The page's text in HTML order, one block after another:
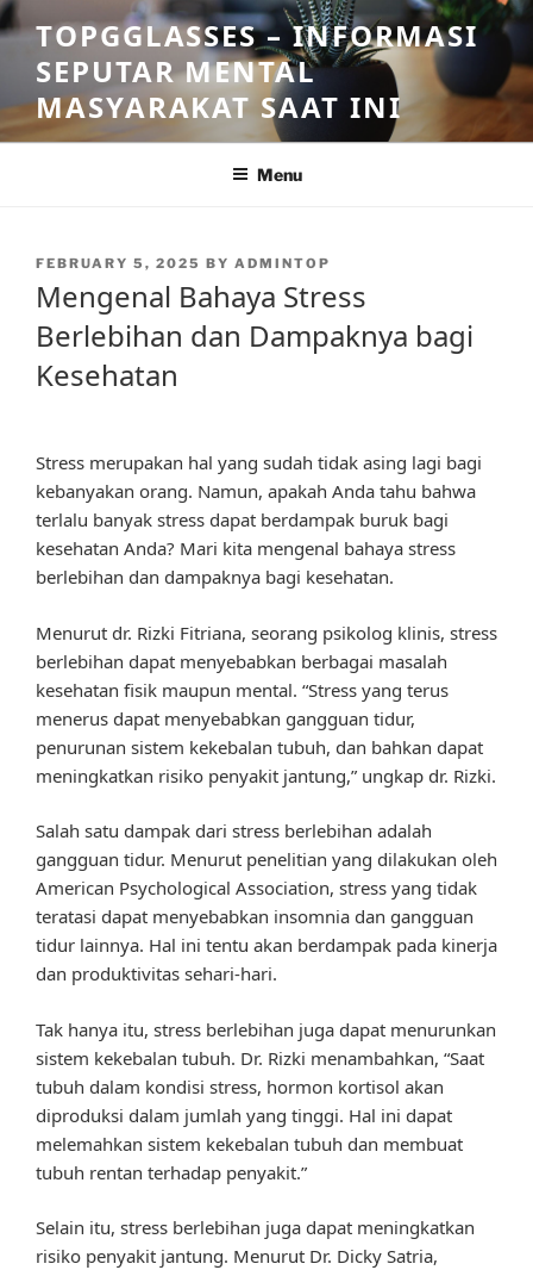
Skip
to
content
TOPGGLASSES – INFORMASI
SEPUTAR MENTAL
MASYARAKAT SAAT INI
Menu
POSTED
FEBRUARY 5, 2025 BY ADMINTOP
Mengenal Bahaya Stress
Berlebihan dan Dampaknya bagi
Kesehatan
Stress merupakan hal yang sudah tidak asing lagi bagi
kebanyakan orang. Namun, apakah Anda tahu bahwa
terlalu banyak stress dapat berdampak buruk bagi
kesehatan Anda? Mari kita mengenal bahaya stress
berlebihan dan dampaknya bagi kesehatan.
Menurut dr. Rizki Fitriana, seorang psikolog klinis, stress
berlebihan dapat menyebabkan berbagai masalah
kesehatan fisik maupun mental. “Stress yang terus
menerus dapat menyebabkan gangguan tidur,
penurunan sistem kekebalan tubuh, dan bahkan dapat
meningkatkan risiko penyakit jantung,” ungkap dr. Rizki.
Salah satu dampak dari stress berlebihan adalah
gangguan tidur. Menurut penelitian yang dilakukan oleh
American Psychological Association, stress yang tidak
teratasi dapat menyebabkan insomnia dan gangguan
tidur lainnya. Hal ini tentu akan berdampak pada kinerja
dan produktivitas sehari-hari.
Tak hanya itu, stress berlebihan juga dapat menurunkan
sistem kekebalan tubuh. Dr. Rizki menambahkan, “Saat
tubuh dalam kondisi stress, hormon kortisol akan
diproduksi dalam jumlah yang tinggi. Hal ini dapat
melemahkan sistem kekebalan tubuh dan membuat
tubuh rentan terhadap penyakit.”
Selain itu, stress berlebihan juga dapat meningkatkan
risiko penyakit jantung. Menurut Dr. Dicky Satria,